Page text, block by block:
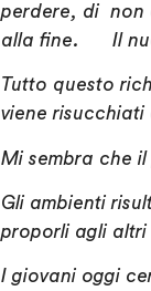
perdere, di non
alla fine. Il
Tutto questo
viene
Mi sembra che
Gli ambienti
proporli agli
I giovani oggi